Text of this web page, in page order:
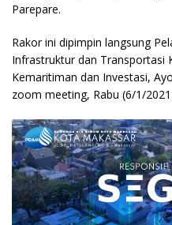
Parepare.
Rakor ini dipimpin langsung
Infrastruktur dan Transportasi
Kemaritiman dan Investasi,
zoom meeting, Rabu (6/1/